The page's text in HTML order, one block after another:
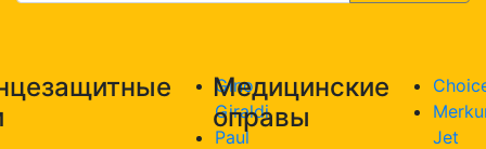
Gino
Giraldi
Paul
Медицинские
оправы
Jet